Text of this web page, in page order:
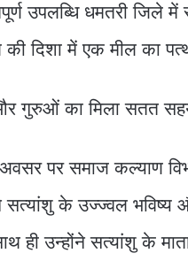
उपलब्धि धमतरी जिले
दिशा में एक मील का
गुरुओं का मिला सतत
पर समाज कल्याण
सत्यांशु के उज्ज्वल भविष्य
ही उन्होंने सत्यांशु के